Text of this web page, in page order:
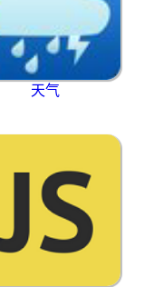
天气